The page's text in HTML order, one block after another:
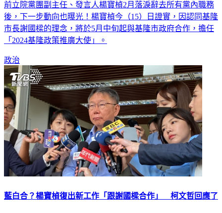
前立院黨團副主任、發言人楊寶楨2月落淚辭去所有黨內職務
後，下一步動向也曝光！楊寶楨今（15）日證實，因認同基隆
市長謝國樑的理念，將於5月中旬起與基隆市政府合作，擔任
「2024基隆政策推廣大使」。
政治
藍白合？楊寶楨復出新工作「跟謝國樑合作」 柯文哲回應了